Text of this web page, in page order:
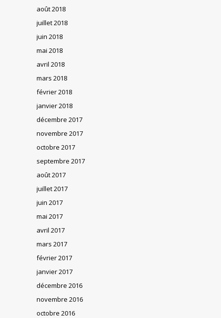
août 2018
juillet 2018
juin 2018
mai 2018
avril 2018
mars 2018
février 2018
janvier 2018
décembre 2017
novembre 2017
octobre 2017
septembre 2017
août 2017
juillet 2017
juin 2017
mai 2017
avril 2017
mars 2017
février 2017
janvier 2017
décembre 2016
novembre 2016
octobre 2016